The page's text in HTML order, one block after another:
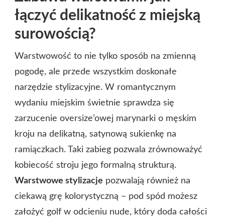
łączyć delikatność z miejską
surowością?
Warstwowość to nie tylko sposób na zmienną
pogodę, ale przede wszystkim doskonałe
narzędzie stylizacyjne. W romantycznym
wydaniu miejskim świetnie sprawdza się
zarzucenie oversize’owej marynarki o męskim
kroju na delikatną, satynową sukienkę na
ramiączkach. Taki zabieg pozwala zrównoważyć
kobiecość stroju jego formalną strukturą.
Warstwowe stylizacje pozwalają również na
ciekawą grę kolorystyczną – pod spód możesz
założyć golf w odcieniu nude, który doda całości